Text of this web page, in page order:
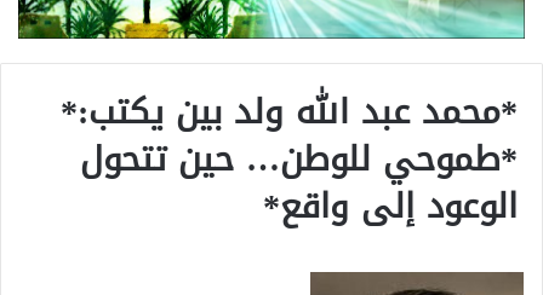
*محمد عبد الله ولد بين يكتب:*
*طموحي للوطن… حين تتحول
الوعود إلى واقع*